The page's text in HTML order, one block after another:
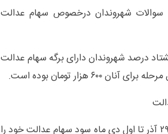
تلفن ۱۵۶۹ پاسخگوی سوالات شهروندان درخصوص سهام عدالت
درصد شهروندان دارای برگه سهام عدالت
قرار بود ۴۹ میلیون مشمول سهام عدالت، از ۲۹ آذر تا اول دی ماه سود سهام عدالت خود را